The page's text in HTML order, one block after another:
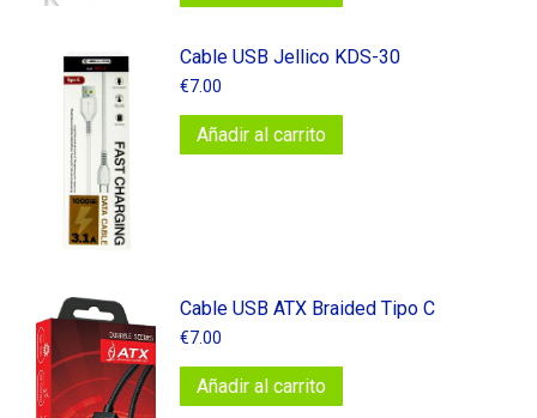
Cable USB Jellico KDS-30
€7.00
Añadir al carrito
Cable​ USB​ ATX​ Braided​ Tipo​ C
€7.00
Añadir al carrito